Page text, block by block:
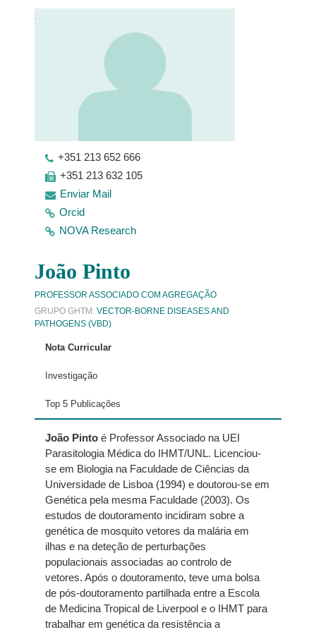
+351 213 652 666
+351 213 632 105
Enviar Mail
Orcid
NOVA Research
João Pinto
PROFESSOR ASSOCIADO COM AGREGAÇÃO
GRUPO GHTM: VECTOR-BORNE DISEASES AND
PATHOGENS (VBD)
Nota Curricular
Investigação
Top 5 Publicações
João Pintoé Professor Associado na UEI
Parasitologia Médica do IHMT/UNL. Licenciou-
se em Biologia na Faculdade de Ciências da
Universidade de Lisboa (1994) e doutorou-se em
Genética pela mesma Faculdade (2003). Os
estudos de doutoramento incidiram sobre a
genética de mosquito vetores da malária em
ilhas e na deteção de perturbações
populacionais associadas ao controlo de
vetores. Após o doutoramento, teve uma bolsa
de pós-doutoramento partilhada entre a Escola
de Medicina Tropical de Liverpool e o IHMT para
trabalhar em genética da resistência a